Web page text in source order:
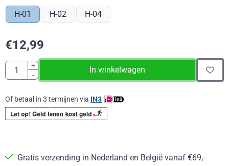
H-01 H-02 H-04
€12,99
Aantal
+
-
In winkelwagen
Of betaal in 3 termijnen via IN3
Gratis verzending in Nederland en België vanaf €69,-